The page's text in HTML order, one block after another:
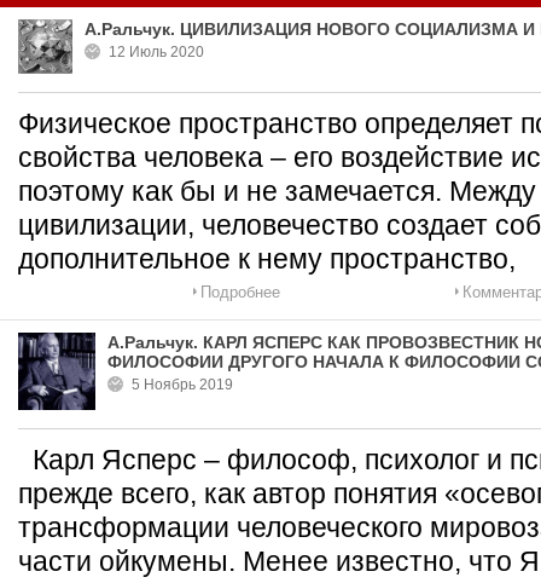
А.Ральчук. ЦИВИЛИЗАЦИЯ НОВОГО СОЦИАЛИЗМА
12 Июль 2020
Физическое пространство определяет
свойства человека – его воздействие
поэтому как бы и не замечается.
цивилизации, человечество создает
дополнительное к нему пространство,
Подробнее
А.Ральчук. КАРЛ ЯСПЕРС КАК ПРОВОЗВЕСТНИК
ФИЛОСОФИИ ДРУГОГО НАЧАЛА К ФИЛОСОФИИ
5 Ноябрь 2019
Карл Ясперс – философ, психолог и
прежде всего, как автор понятия
трансформации человеческого
части ойкумены. Менее известно, что